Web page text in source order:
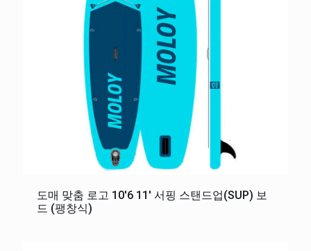
도매 맞춤 로고 10'6 11' 서핑 스탠드업(SUP) 보
드 (팽창식)